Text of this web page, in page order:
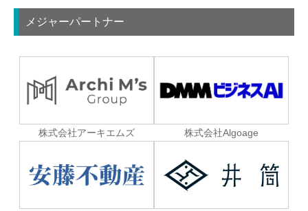
メジャーパートナー
株式会社アーキエムズ 株式会社Algoage